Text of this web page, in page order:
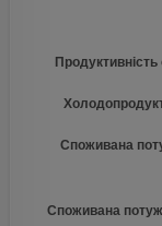
Споживана
Споживана